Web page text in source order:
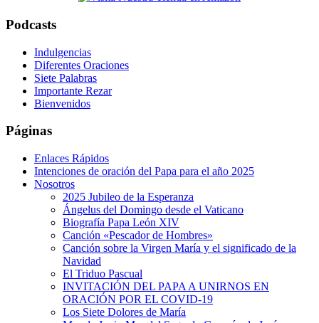
Podcasts
Indulgencias
Diferentes Oraciones
Siete Palabras
Importante Rezar
Bienvenidos
Páginas
Enlaces Rápidos
Intenciones de oración del Papa para el año 2025
Nosotros
2025 Jubileo de la Esperanza
Ángelus del Domingo desde el Vaticano
Biografía Papa León XIV
Canción «Pescador de Hombres»
Canción sobre la Virgen María y el significado de la
Navidad
El Triduo Pascual
INVITACIÓN DEL PAPA A UNIRNOS EN
ORACIÓN POR EL COVID-19
Los Siete Dolores de María